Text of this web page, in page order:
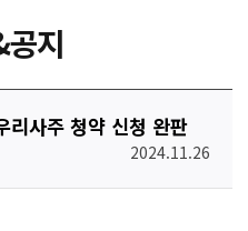
지
리사주 청약 신청 완판
2024.11.26